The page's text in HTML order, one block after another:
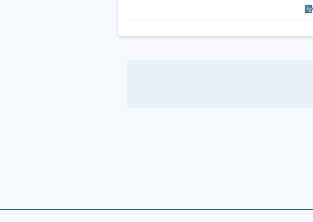
22:00以降のご予約は90分以上でお願い致しま
※駐車場がない場合、訪問先から遠い場合は